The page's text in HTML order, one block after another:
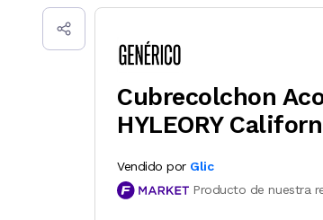
Cubrecolchon
HYLEORY
Vendido por Glic
Producto de nuestra